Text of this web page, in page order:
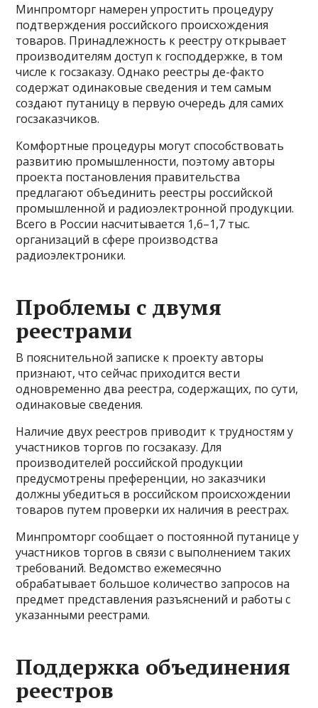
Минпромторг намерен упростить процедуру
подтверждения российского происхождения
товаров. Принадлежность к реестру открывает
производителям доступ к господдержке, в том
числе к госзаказу. Однако реестры де-факто
содержат одинаковые сведения и тем самым
создают путаницу в первую очередь для самих
госзаказчиков.
Комфортные процедуры могут способствовать
развитию промышленности, поэтому авторы
проекта постановления правительства
предлагают объединить реестры российской
промышленной и радиоэлектронной продукции.
Всего в России насчитывается 1,6–1,7 тыс.
организаций в сфере производства
радиоэлектроники.
Проблемы с двумя
реестрами
В пояснительной записке к проекту авторы
признают, что сейчас приходится вести
одновременно два реестра, содержащих, по сути,
одинаковые сведения.
Наличие двух реестров приводит к трудностям у
участников торгов по госзаказу. Для
производителей российской продукции
предусмотрены преференции, но заказчики
должны убедиться в российском происхождении
товаров путем проверки их наличия в реестрах.
Минпромторг сообщает о постоянной путанице у
участников торгов в связи с выполнением таких
требований. Ведомство ежемесячно
обрабатывает большое количество запросов на
предмет представления разъяснений и работы с
указанными реестрами.
Поддержка объединения
реестров